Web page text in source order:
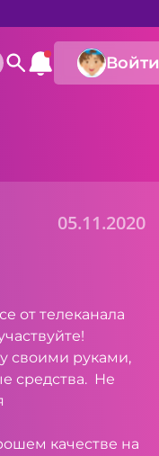
Войти
05.11.2020
от телеканала
руками,
средства. Не
качестве на